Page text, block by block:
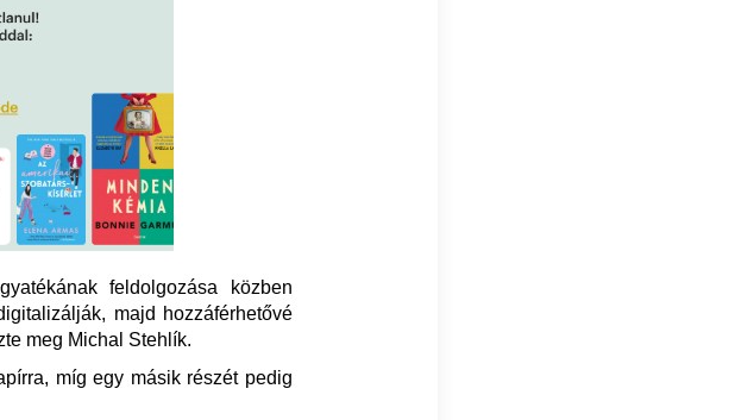
feldolgozása közben
majd hozzáférhetővé
meg Michal Stehlík.
míg egy másik részét pedig